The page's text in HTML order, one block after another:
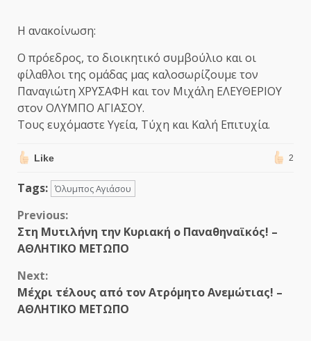
Η ανακοίνωση:
Ο πρόεδρος, το διοικητικό συμβούλιο και οι
φίλαθλοι της ομάδας μας καλοσωρίζουμε τον
Παναγιώτη ΧΡΥΣΑΦΗ και τον Μιχάλη ΕΛΕΥΘΕΡΙΟΥ
στον ΟΛΥΜΠΟ ΑΓΙΑΣΟΥ.
Τους ευχόμαστε Υγεία, Τύχη και Καλή Επιτυχία.
Like 2
Tags: Όλυμπος Αγιάσου
Continue
Reading
Previous:
Στη Μυτιλήνη την Κυριακή ο Παναθηναϊκός! –
ΑΘΛΗΤΙΚΟ ΜΕΤΩΠΟ
Next:
Μέχρι τέλους από τον Ατρόμητο Ανεμώτιας! –
ΑΘΛΗΤΙΚΟ ΜΕΤΩΠΟ